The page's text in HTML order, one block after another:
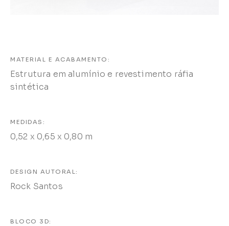
MATERIAL E ACABAMENTO:
Estrutura em alumínio e revestimento ráfia
sintética
MEDIDAS:
0,52 x 0,65 x 0,80 m
DESIGN AUTORAL:
Rock Santos
BLOCO 3D: